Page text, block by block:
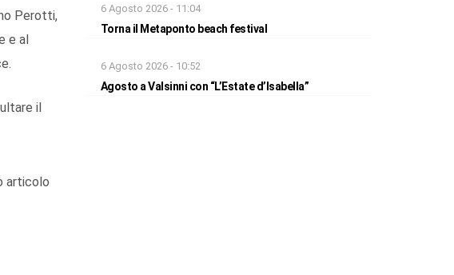
Perotti,
e al
il
articolo
6 Agosto 2026 - 11:04
Torna il Metaponto beach festival
6 Agosto 2026 - 10:52
Agosto a Valsinni con “L’Estate d’Isabella”